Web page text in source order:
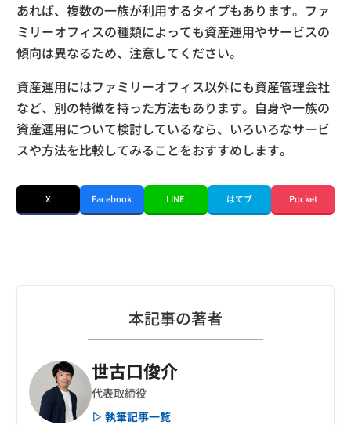
あれば、複数の一族が利用するタイプもあります。ファ
ミリーオフィスの種類によっても資産運用やサービスの
傾向は異なるため、注意してください。
資産運用にはファミリーオフィス以外にも資産管理会社
など、別の特徴を持った方法もあります。自身や一族の
資産運用について検討しているなら、いろいろなサービ
スや方法を比較してみることをおすすめします。
X Facebook LINE はてブ Pocket
本記事の著者
世古口俊介
代表取締役
▷ 執筆記事一覧